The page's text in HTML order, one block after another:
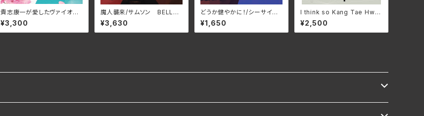
貴志康一が愛したヴァイオリ
ン/石橋幸子、 ベンジャミン・
エンゲリ KRS-5627(仕様:
CD)
¥3,300
魔⼈襲来/サムソン BELLE-
264424(仕様:SHM-CD)
¥3,630
どうか健やかに！/シーサイド
スー。 ROJI-003(仕様:C
D)
¥1,650
I think so Kang Tae Hwa
n Live Recording/姜 泰煥
カン・テーファン IMA-SZO
K0(仕様:CD)
¥2,500